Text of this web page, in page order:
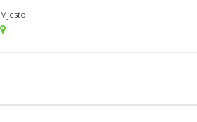
Mjesto